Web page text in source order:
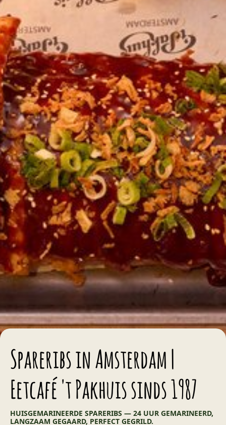
Spareribs in Amsterdam |
Eetcafé 't Pakhuis sinds 1987
HUISGEMARINEERDE SPARERIBS — 24 UUR GEMARINEERD,
LANGZAAM GEGAARD, PERFECT GEGRILD.